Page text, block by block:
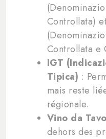
Controllata)
Controllata e
IGT
Tipica) :
mais reste
régionale.
Vino da
dehors des